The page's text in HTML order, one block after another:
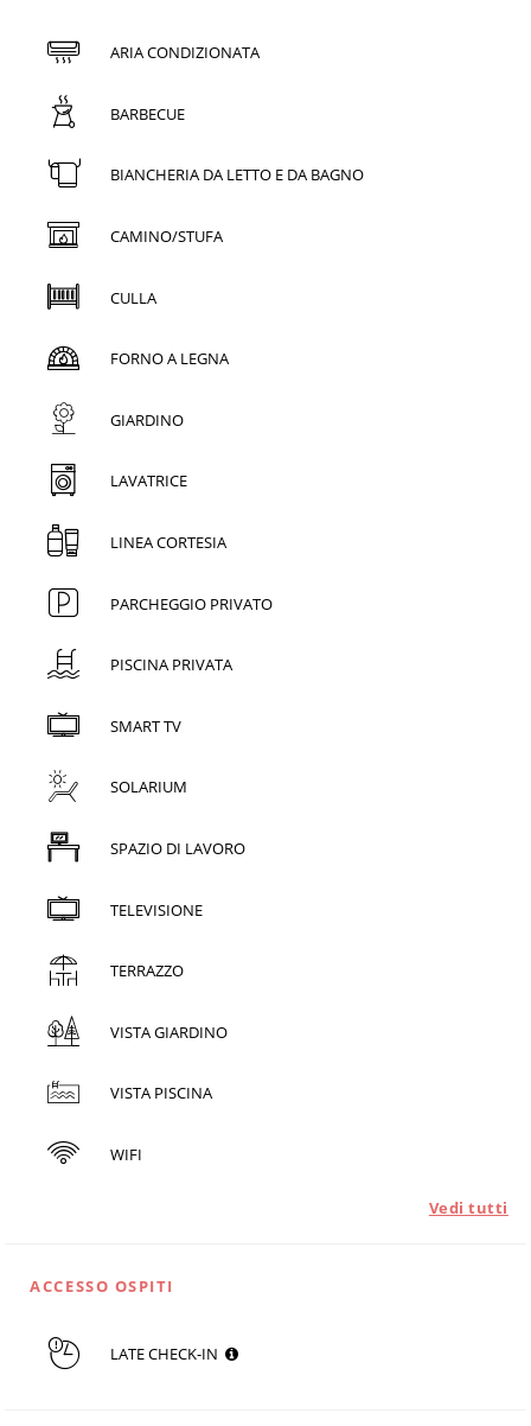
ARIA CONDIZIONATA
BARBECUE
BIANCHERIA DA LETTO E DA BAGNO
CAMINO/STUFA
CULLA
FORNO A LEGNA
GIARDINO
LAVATRICE
LINEA CORTESIA
PARCHEGGIO PRIVATO
PISCINA PRIVATA
SMART TV
SOLARIUM
SPAZIO DI LAVORO
TELEVISIONE
TERRAZZO
VISTA GIARDINO
VISTA PISCINA
WIFI
Vedi tutti
ACCESSO OSPITI
LATE CHECK-IN